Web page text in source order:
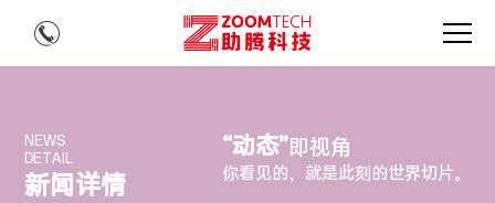
NEWS
DETAIL
新闻详情
“动态”即视角
你看见的，就是此刻的世界切片。